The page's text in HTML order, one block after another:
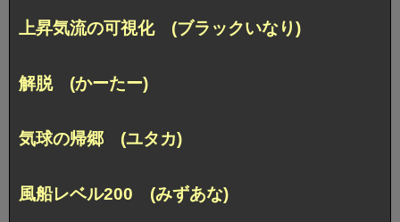
上昇気流の可視化 (ブラックいなり)
解脱 (かーたー)
気球の帰郷 (ユタカ)
風船レベル200 (みずあな)